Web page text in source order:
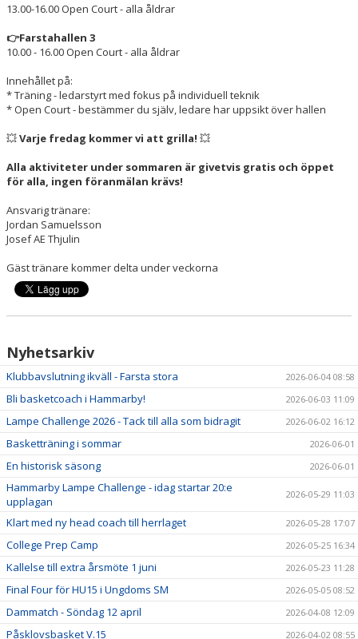
13.00-16.00 Open Court - alla åldrar
👉Farstahallen 3
10.00 - 16.00 Open Court - alla åldrar
Innehållet på:
* Träning - ledarstyrt med fokus på individuell teknik
* Open Court - bestämmer du själv, ledare har uppsikt över hallen
💥Varje fredag kommer vi att grilla! 💥
Alla aktiviteter under sommaren är givetvis gratis och öppet
för alla, ingen föranmälan krävs!
Ansvarig tränare:
Jordan Samuelsson
Josef AE Thjulin
Gäst tränare kommer delta under veckorna
Nyhetsarkiv
Klubbavslutning ikväll - Farsta stora 2026-06-04 08:58
Bli basketcoach i Hammarby! 2026-06-03 11:09
Lampe Challenge 2026 - Tack till alla som bidragit 2026-06-02 16:12
Basketträning i sommar 2026-06-01
En historisk säsong 2026-06-01
Hammarby Lampe Challenge - idag startar 20:e
upplagan
2026-05-29 11:03
Klart med ny head coach till herrlaget 2026-05-28 17:07
College Prep Camp 2026-05-25 16:34
Kallelse till extra årsmöte 1 juni 2026-05-23 11:28
Final Four för HU15 i Ungdoms SM 2026-05-05 08:52
Dammatch - Söndag 12 april 2026-04-08 12:09
Påsklovsbasket V.15 2026-04-02 08:55